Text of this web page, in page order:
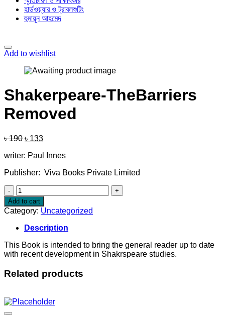
হার্ডওয়্যার ও ট্রাবলশুটিং
হুমায়ূন আহমেদ
Add to wishlist
Shakerpeare-TheBarriers
Removed
৳190 Original
was:
৳ 133Current
is:
writer: Paul Innes
Publisher: Viva Books Private Limited
Shakerpeare-
TheBarriers
Removed
quantity
Add to cart
Category: Uncategorized
Description
This Book is intended to bring the general reader up to date
with recent development in Shakrspeare studies.
Related products